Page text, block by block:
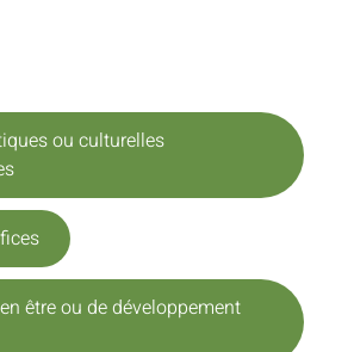
ou culturelles
être ou de développement